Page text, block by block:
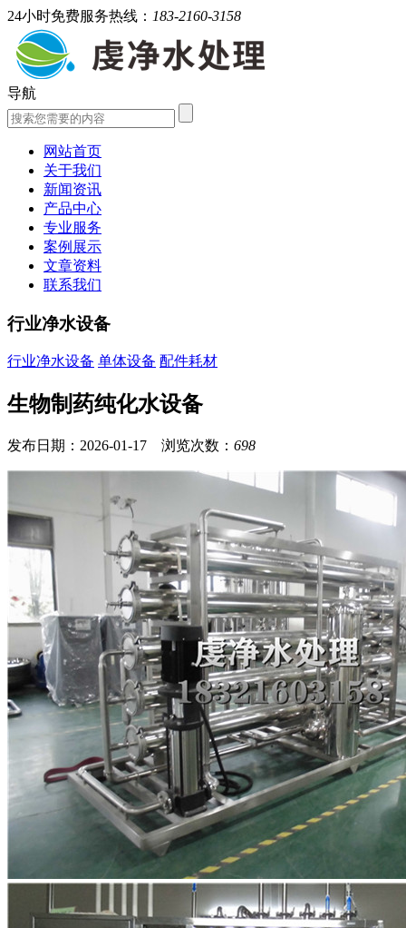
24小时免费服务热线： 183-2160-3158
导航
网站首页
关于我们
新闻资讯
产品中心
专业服务
案例展示
文章资料
联系我们
行业净水设备
行业净水设备 单体设备 配件耗材
生物制药纯化水设备
发布日期：2026-01-17 浏览次数： 698